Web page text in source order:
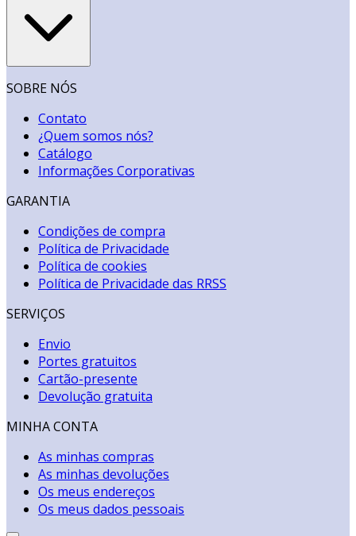
SOBRE NÓS
Contato
¿Quem somos nós?
Catálogo
Informações Corporativas
GARANTIA
Condições de compra
Política de Privacidade
Política de cookies
Política de Privacidade das RRSS
SERVIÇOS
Envio
Portes gratuitos
Cartão-presente
Devolução gratuita
MINHA CONTA
As minhas compras
As minhas devoluções
Os meus endereços
Os meus dados pessoais